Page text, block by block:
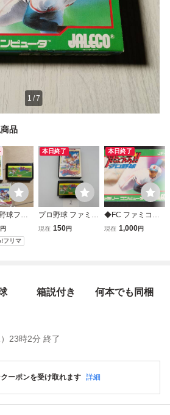
1 /7
品
球ファ
ジアム
ァミコ
円
フリマ
本日終了
プロ野球 ファミリ
ースタジアム 任
現在 150円
本日終了
◆FC ファミコン
ソフト 燃えろプロ
現在 1,000円
球 箱説付き 何本でも同梱
23時2分 終了
ーポンを受け取れます 詳細